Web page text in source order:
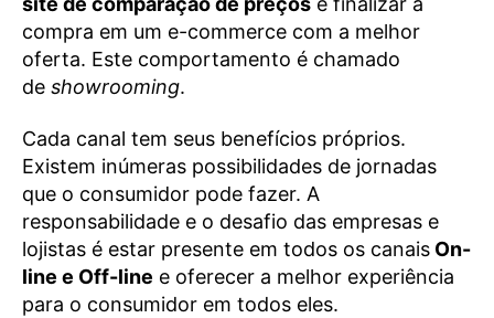
compra em um e-commerce com a melhor
oferta. Este comportamento é chamado
de showrooming.
Cada canal tem seus benefícios próprios.
Existem inúmeras possibilidades de jornadas
que o consumidor pode fazer. A
responsabilidade e o desafio das empresas e
lojistas é estar presente em todos os canais On-
line e Off-line e oferecer a melhor experiência
para o consumidor em todos eles.